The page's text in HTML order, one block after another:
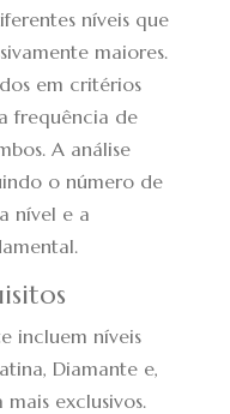
níveis que
maiores.
em critérios
frequência de
A análise
o número de
nível e a
incluem níveis
Diamante e,
mais exclusivos.